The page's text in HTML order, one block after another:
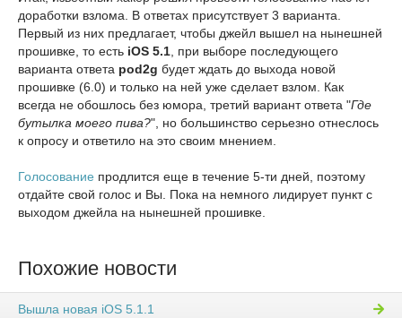
доработки взлома. В ответах присутствует 3 варианта.
Первый из них предлагает, чтобы джейл вышел на нынешней
прошивке, то есть iOS 5.1, при выборе последующего
варианта ответа pod2g будет ждать до выхода новой
прошивке (6.0) и только на ней уже сделает взлом. Как
всегда не обошлось без юмора, третий вариант ответа "Где
бутылка моего пива?", но большинство серьезно отнеслось
к опросу и ответило на это своим мнением.
Голосование продлится еще в течение 5-ти дней, поэтому
отдайте свой голос и Вы. Пока на немного лидирует пункт с
выходом джейла на нынешней прошивке.
Похожие новости
Вышла новая iOS 5.1.1